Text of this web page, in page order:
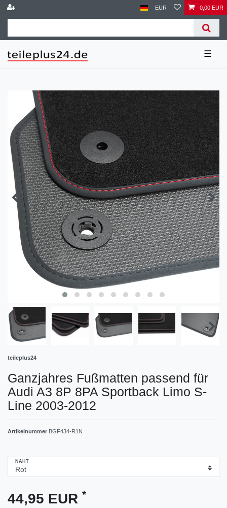
EUR 0,00 EUR
☰
teileplus24
Ganzjahres Fußmatten passend für
Audi A3 8P 8PA Sportback Limo S-
Line 2003-2012
Artikelnummer BGF434-R1N
NAHT
44,95 EUR *